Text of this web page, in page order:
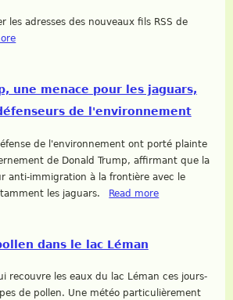
les adresses des nouveaux fils RSS de
une menace pour les jaguars,
de l'environnement
de l'environnement ont porté plainte
de Donald Trump, affirmant que la
anti-immigration à la frontière avec le
les jaguars.
Read more
dans le lac Léman
recouvre les eaux du lac Léman ces jours-
de pollen. Une météo particulièrement